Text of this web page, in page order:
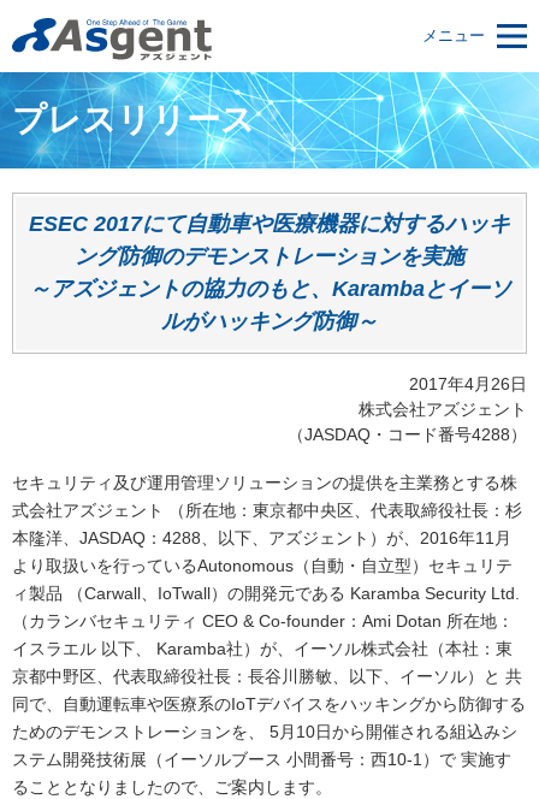
メニュー
プレスリリース
ESEC 2017にて自動車や医療機器に対するハッキ
ング防御のデモンストレーションを実施
～アズジェントの協力のもと、Karambaとイーソ
ルがハッキング防御～
2017年4月26日
株式会社アズジェント
（JASDAQ・コード番号4288）
セキュリティ及び運用管理ソリューションの提供を主業務とする株
式会社アズジェント （所在地：東京都中央区、代表取締役社長：杉
本隆洋、JASDAQ：4288、以下、アズジェント）が、2016年11月
より取扱いを行っているAutonomous（自動・自立型）セキュリテ
ィ製品 （Carwall、IoTwall）の開発元である Karamba Security Ltd.
（カランバセキュリティ CEO & Co-founder：Ami Dotan 所在地：
イスラエル 以下、 Karamba社）が、イーソル株式会社（本社：東
京都中野区、代表取締役社長：長谷川勝敏、以下、イーソル）と 共
同で、自動運転車や医療系のIoTデバイスをハッキングから防御する
ためのデモンストレーションを、 5月10日から開催される組込みシ
ステム開発技術展（イーソルブース 小間番号：西10-1）で 実施す
ることとなりましたので、ご案内します。